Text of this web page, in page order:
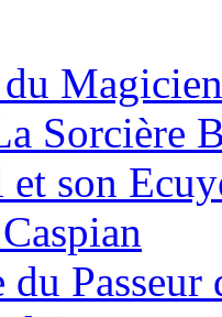
Magicien
Sorcière
et son
du